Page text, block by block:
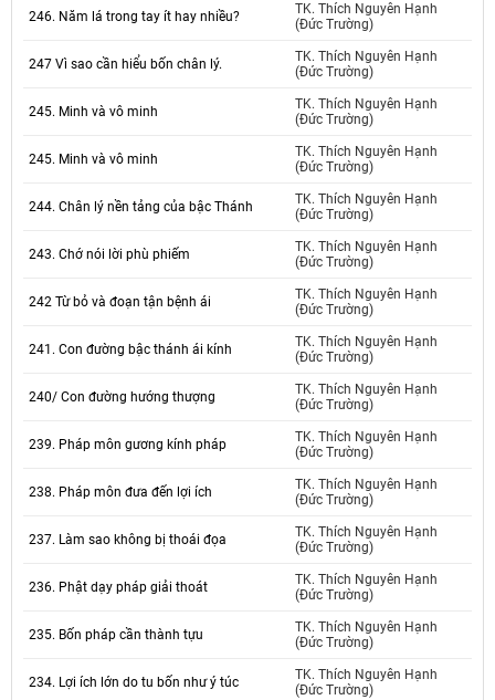
246. Năm lá trong tay ít hay nhiều?
TK. Thích Nguyên Hạnh
(Đức Trường)
247 Vì sao cần hiểu bốn chân lý.
TK. Thích Nguyên Hạnh
(Đức Trường)
245. Minh và vô minh
TK. Thích Nguyên Hạnh
(Đức Trường)
245. Minh và vô minh
TK. Thích Nguyên Hạnh
(Đức Trường)
244. Chân lý nền tảng của bậc Thánh
TK. Thích Nguyên Hạnh
(Đức Trường)
243. Chớ nói lời phù phiếm
TK. Thích Nguyên Hạnh
(Đức Trường)
242 Từ bỏ và đoạn tận bệnh ái
TK. Thích Nguyên Hạnh
(Đức Trường)
241. Con đường bậc thánh ái kính
TK. Thích Nguyên Hạnh
(Đức Trường)
240/ Con đường hướng thượng
TK. Thích Nguyên Hạnh
(Đức Trường)
239. Pháp môn gương kính pháp
TK. Thích Nguyên Hạnh
(Đức Trường)
238. Pháp môn đưa đến lợi ích
TK. Thích Nguyên Hạnh
(Đức Trường)
237. Làm sao không bị thoái đọa
TK. Thích Nguyên Hạnh
(Đức Trường)
236. Phật dạy pháp giải thoát
TK. Thích Nguyên Hạnh
(Đức Trường)
235. Bốn pháp cần thành tựu
TK. Thích Nguyên Hạnh
(Đức Trường)
234. Lợi ích lớn do tu bốn như ý túc
TK. Thích Nguyên Hạnh
(Đức Trường)